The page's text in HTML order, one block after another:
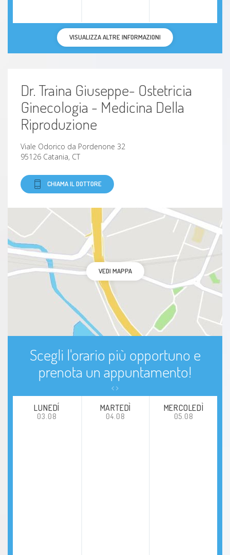
VISUALIZZA ALTRE INFORMAZIONI
Dr. Traina Giuseppe- Ostetricia
Ginecologia - Medicina Della
Riproduzione
Viale Odorico da Pordenone 32
95126 Catania, CT
CHIAMA IL DOTTORE
VEDI MAPPA
Scegli l'orario più opportuno e
prenota un appuntamento!
LUNEDÍ
03.08
MARTEDÌ
04.08
MERCOLEDÌ
05.08